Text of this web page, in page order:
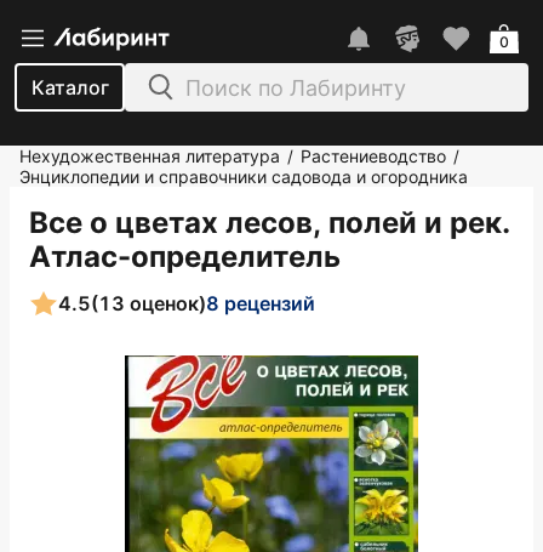
Каталог
0
Нехудожественная литература / Растениеводство /
Энциклопедии и справочники садовода и огородника
Все о цветах лесов, полей и рек.
Атлас-определитель
4.5(13 оценок)8 рецензий